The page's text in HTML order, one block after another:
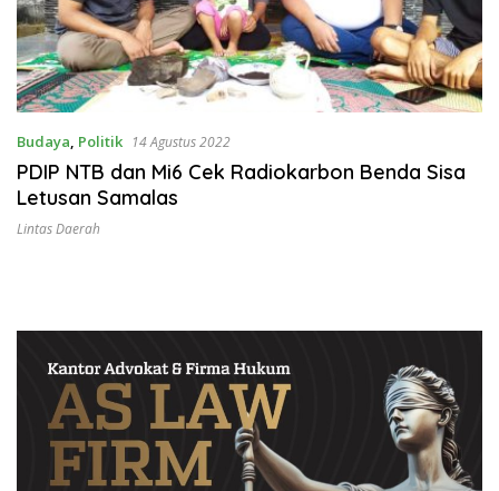
Budaya, Politik 14 Agustus 2022
PDIP NTB dan Mi6 Cek Radiokarbon Benda Sisa
Letusan Samalas
Lintas Daerah